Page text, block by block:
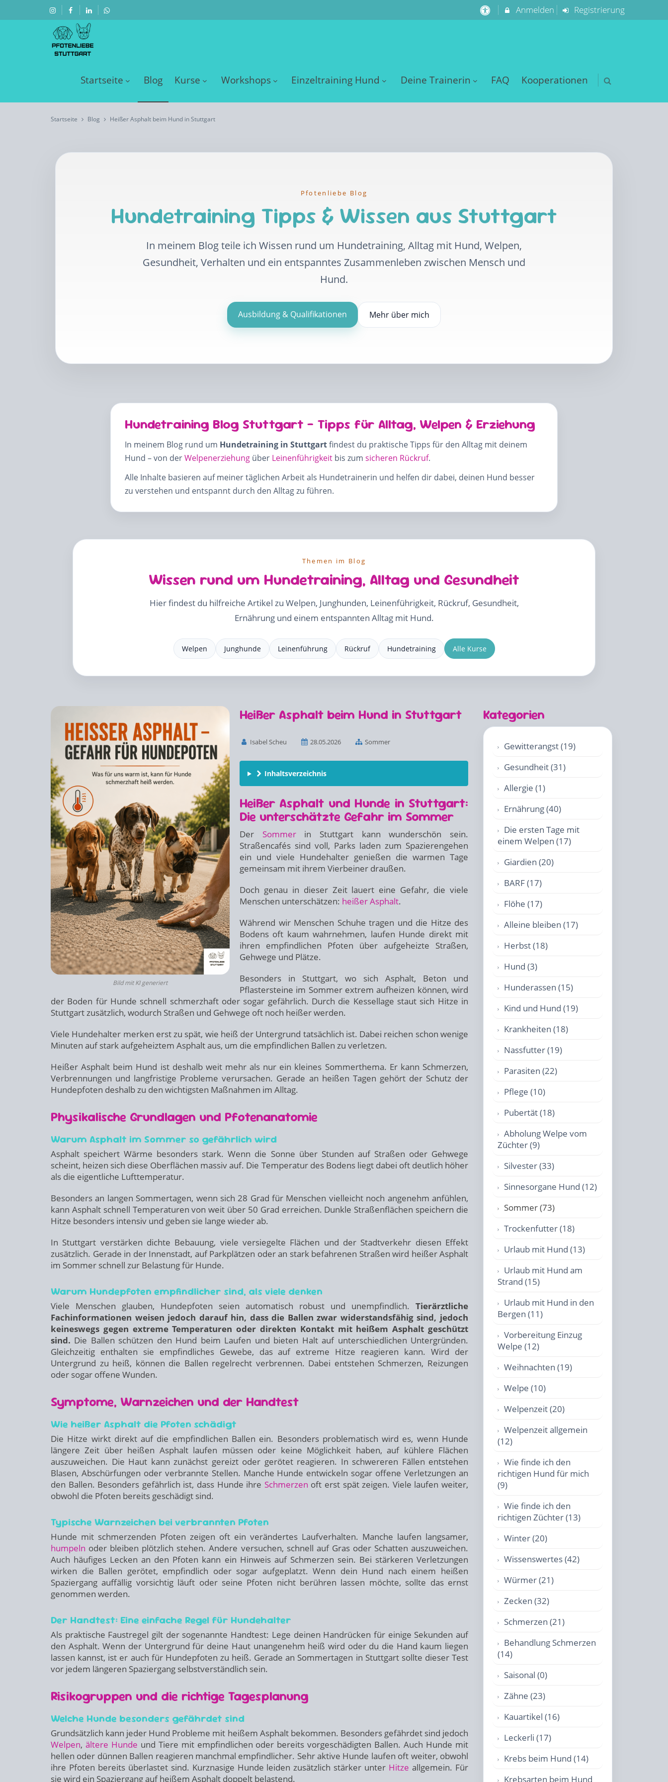
Anmelden Registrierung
Startseite Blog Kurse Workshops Einzeltraining Hund Deine Trainerin FAQ Kooperationen
Startseite Blog Heißer Asphalt beim Hund in Stuttgart
Pfotenliebe Blog
Hundetraining Tipps & Wissen aus Stuttgart
In meinem Blog teile ich Wissen rund um Hundetraining, Alltag mit Hund, Welpen,
Gesundheit, Verhalten und ein entspanntes Zusammenleben zwischen Mensch und
Hund.
Ausbildung & Qualifikationen Mehr über mich
Hundetraining Blog Stuttgart – Tipps für Alltag, Welpen & Erziehung
In meinem Blog rund um Hundetraining in Stuttgartfindest du praktische Tipps für den Alltag mit deinem
Hund – von derWelpenerziehung über Leinenführigkeit bis zum sicheren Rückruf.
Alle Inhalte basieren auf meiner täglichen Arbeit als Hundetrainerin und helfen dir dabei, deinen Hund besser
zu verstehen und entspannt durch den Alltag zu führen.
Themen im Blog
Wissen rund um Hundetraining, Alltag und Gesundheit
Hier findest du hilfreiche Artikel zu Welpen, Junghunden, Leinenführigkeit, Rückruf, Gesundheit,
Ernährung und einem entspannten Alltag mit Hund.
Welpen Junghunde Leinenführung Rückruf Hundetraining Alle Kurse
Bild mit KI generiert
Heißer Asphalt beim Hund in Stuttgart
Isabel Scheu 28.05.2026 Sommer
Inhaltsverzeichnis
Heißer Asphalt und Hunde in Stuttgart:
Die unterschätzte Gefahr im Sommer
Der Sommerin Stuttgart kann wunderschön sein.
Straßencafés sind voll, Parks laden zum Spazierengehen
ein und viele Hundehalter genießen die warmen Tage
gemeinsam mit ihrem Vierbeiner draußen.
Doch genau in dieser Zeit lauert eine Gefahr, die viele
Menschen unterschätzen: heißer Asphalt.
Während wir Menschen Schuhe tragen und die Hitze des
Bodens oft kaum wahrnehmen, laufen Hunde direkt mit
ihren empfindlichen Pfoten über aufgeheizte Straßen,
Gehwege und Plätze.
Besonders in Stuttgart, wo sich Asphalt, Beton und
Pflastersteine im Sommer extrem aufheizen können, wird
der Boden für Hunde schnell schmerzhaft oder sogar gefährlich. Durch die Kessellage staut sich Hitze in
Stuttgart zusätzlich, wodurch Straßen und Gehwege oft noch heißer werden.
Viele Hundehalter merken erst zu spät, wie heiß der Untergrund tatsächlich ist. Dabei reichen schon wenige
Minuten auf stark aufgeheiztem Asphalt aus, um die empfindlichen Ballen zu verletzen.
Heißer Asphalt beim Hund ist deshalb weit mehr als nur ein kleines Sommerthema. Er kann Schmerzen,
Verbrennungen und langfristige Probleme verursachen. Gerade an heißen Tagen gehört der Schutz der
Hundepfoten deshalb zu den wichtigsten Maßnahmen im Alltag.
Physikalische Grundlagen und Pfotenanatomie
Warum Asphalt im Sommer so gefährlich wird
Asphalt speichert Wärme besonders stark. Wenn die Sonne über Stunden auf Straßen oder Gehwege
scheint, heizen sich diese Oberflächen massiv auf. Die Temperatur des Bodens liegt dabei oft deutlich höher
als die eigentliche Lufttemperatur.
Besonders an langen Sommertagen, wenn sich 28 Grad für Menschen vielleicht noch angenehm anfühlen,
kann Asphalt schnell Temperaturen von weit über 50 Grad erreichen. Dunkle Straßenflächen speichern die
Hitze besonders intensiv und geben sie lange wieder ab.
In Stuttgart verstärken dichte Bebauung, viele versiegelte Flächen und der Stadtverkehr diesen Effekt
zusätzlich. Gerade in der Innenstadt, auf Parkplätzen oder an stark befahrenen Straßen wird heißer Asphalt
im Sommer schnell zur Belastung für Hunde.
Warum Hundepfoten empfindlicher sind, als viele denken
Viele Menschen glauben, Hundepfoten seien automatisch robust und unempfindlich. Tierärztliche
Fachinformationen weisen jedoch darauf hin, dass die Ballen zwar widerstandsfähig sind, jedoch
keineswegs gegen extreme Temperaturen oder direkten Kontakt mit heißem Asphalt geschützt
sind. Die Ballen schützen den Hund beim Laufen und bieten Halt auf unterschiedlichen Untergründen.
Gleichzeitig enthalten sie empfindliches Gewebe, das auf extreme Hitze reagieren kann. Wird der
Untergrund zu heiß, können die Ballen regelrecht verbrennen. Dabei entstehen Schmerzen, Reizungen
oder sogar offene Wunden.
Symptome, Warnzeichen und der Handtest
Wie heißer Asphalt die Pfoten schädigt
Die Hitze wirkt direkt auf die empfindlichen Ballen ein. Besonders problematisch wird es, wenn Hunde
längere Zeit über heißen Asphalt laufen müssen oder keine Möglichkeit haben, auf kühlere Flächen
auszuweichen. Die Haut kann zunächst gereizt oder gerötet reagieren. In schwereren Fällen entstehen
Blasen, Abschürfungen oder verbrannte Stellen. Manche Hunde entwickeln sogar offene Verletzungen an
den Ballen. Besonders gefährlich ist, dass Hunde ihre Schmerzen oft erst spät zeigen. Viele laufen weiter,
obwohl die Pfoten bereits geschädigt sind.
Typische Warnzeichen bei verbrannten Pfoten
Hunde mit schmerzenden Pfoten zeigen oft ein verändertes Laufverhalten. Manche laufen langsamer,
humpeln oder bleiben plötzlich stehen. Andere versuchen, schnell auf Gras oder Schatten auszuweichen.
Auch häufiges Lecken an den Pfoten kann ein Hinweis auf Schmerzen sein. Bei stärkeren Verletzungen
wirken die Ballen gerötet, empfindlich oder sogar aufgeplatzt. Wenn dein Hund nach einem heißen
Spaziergang auffällig vorsichtig läuft oder seine Pfoten nicht berühren lassen möchte, sollte das ernst
genommen werden.
Der Handtest: Eine einfache Regel für Hundehalter
Als praktische Faustregel gilt der sogenannte Handtest: Lege deinen Handrücken für einige Sekunden auf
den Asphalt. Wenn der Untergrund für deine Haut unangenehm heiß wird oder du die Hand kaum liegen
lassen kannst, ist er auch für Hundepfoten zu heiß. Gerade an Sommertagen in Stuttgart sollte dieser Test
vor jedem längeren Spaziergang selbstverständlich sein.
Risikogruppen und die richtige Tagesplanung
Welche Hunde besonders gefährdet sind
Grundsätzlich kann jeder Hund Probleme mit heißem Asphalt bekommen. Besonders gefährdet sind jedoch
Welpen, ältere Hunde und Tiere mit empfindlichen oder bereits vorgeschädigten Ballen. Auch Hunde mit
hellen oder dünnen Ballen reagieren manchmal empfindlicher. Sehr aktive Hunde laufen oft weiter, obwohl
ihre Pfoten bereits überlastet sind. Kurznasige Hunde leiden zusätzlich stärker unter Hitze allgemein. Für
sie wird ein Spaziergang auf heißem Asphalt doppelt belastend.
Kategorien
Gewitterangst (19)
Gesundheit (31)
Allergie (1)
Ernährung (40)
Die ersten Tage mit
einem Welpen (17)
Giardien (20)
BARF (17)
Flöhe (17)
Alleine bleiben (17)
Herbst (18)
Hund (3)
Hunderassen (15)
Kind und Hund (19)
Krankheiten (18)
Nassfutter (19)
Parasiten (22)
Pflege (10)
Pubertät (18)
Abholung Welpe vom
Züchter (9)
Silvester (33)
Sinnesorgane Hund (12)
Sommer (73)
Trockenfutter (18)
Urlaub mit Hund (13)
Urlaub mit Hund am
Strand (15)
Urlaub mit Hund in den
Bergen (11)
Vorbereitung Einzug
Welpe (12)
Weihnachten (19)
Welpe (10)
Welpenzeit (20)
Welpenzeit allgemein
(12)
Wie finde ich den
richtigen Hund für mich
(9)
Wie finde ich den
richtigen Züchter (13)
Winter (20)
Wissenswertes (42)
Würmer (21)
Zecken (32)
Schmerzen (21)
Behandlung Schmerzen
(14)
Saisonal (0)
Zähne (23)
Kauartikel (16)
Leckerli (17)
Krebs beim Hund (14)
Krebsarten beim Hund